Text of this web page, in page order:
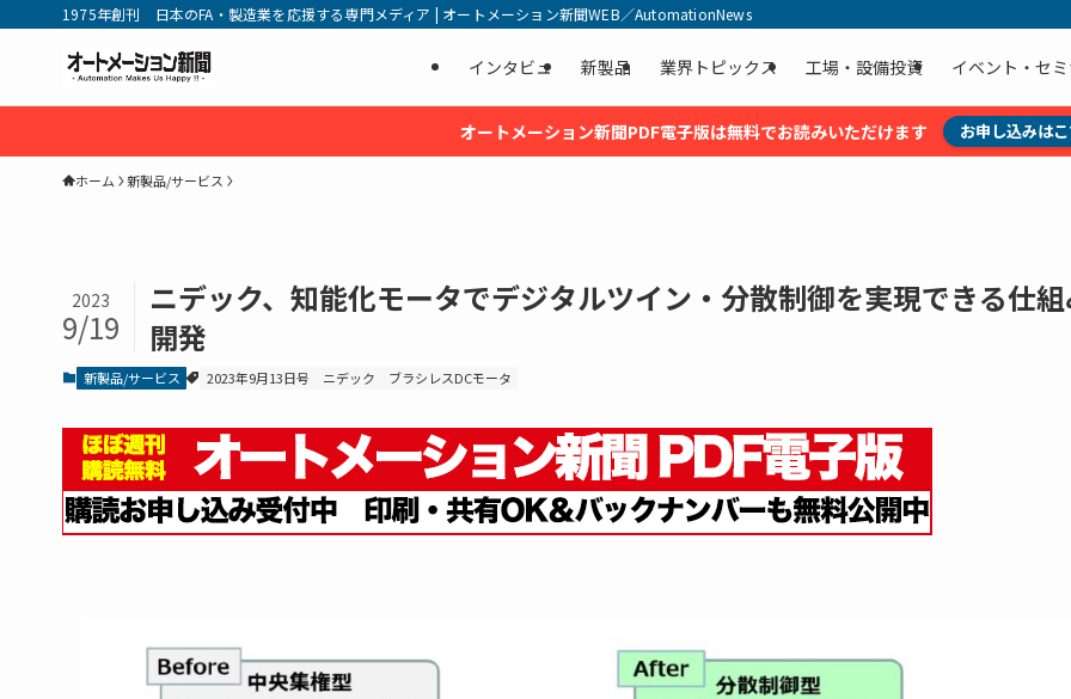
1975年創刊 日本のFA・製造業を応援する専門メディア | オートメーション新聞WEB／AutomationNews
インタビュ 新製品 業界トピックス 工場・設備投資 イベント・セ
オートメーション新聞PDF電子版は無料でお読みいただけます お申し込みは
ホーム 新製品/サービス
ニデック、知能化モータでデジタルツイン・分散制御を実現できる仕
開発
2023
9/19
新製品/サービス 2023年9月13日号 ニデック ブラシレスDCモータ